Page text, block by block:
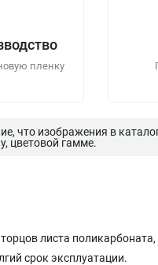
пленку
что изображения в
цветовой гамме.
листа
срок эксплуатации.